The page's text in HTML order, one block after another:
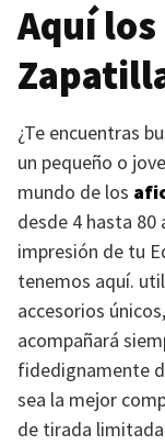
Aquí
¿Te encuentras
un pequeño o
mundo de los
desde 4 hasta 80
impresión de tu
tenemos aquí.
accesorios
acompañará
fidedignamente
sea la mejor
de tirada